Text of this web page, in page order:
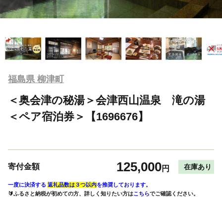
福島県 柳津町
＜奥会津の秘湯＞会津西山温泉 滝の湯
＜ペア宿泊券＞【1696676】
寄付金額 125,000円 在庫あり
一度に決済する 返礼品数は３つ以内を推奨しております。
🔰ふるさと納税が初めての方、詳しく知りたい方はこちらでご確認ください。